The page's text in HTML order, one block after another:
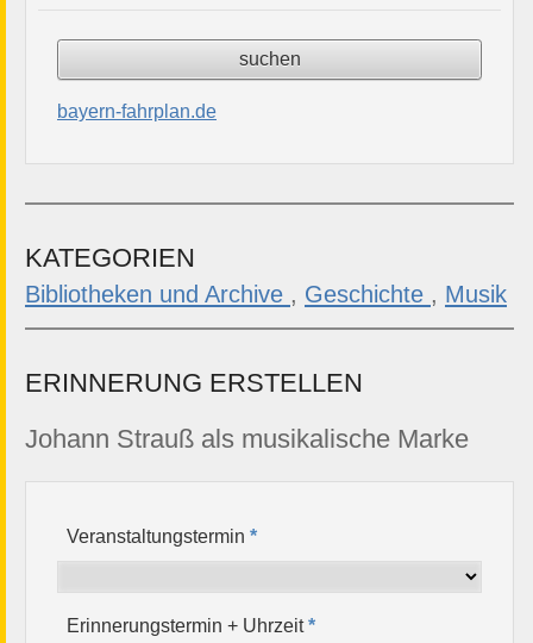
bayern-fahrplan.de
KATEGORIEN
Bibliotheken und Archive , Geschichte , Musik
ERINNERUNG ERSTELLEN
Johann Strauß als musikalische Marke
Veranstaltungstermin*
Erinnerungstermin + Uhrzeit*